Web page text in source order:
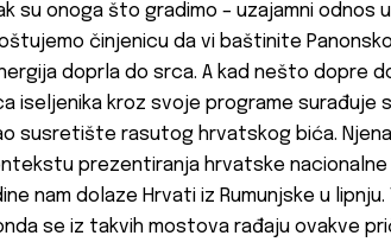
su onoga što gradimo – uzajamni odnos
činjenicu da vi baštinite
doprla do srca. A kad nešto dopre
iseljenika kroz svoje programe surađuje
susretište rasutog hrvatskog bića.
prezentiranja hrvatske nacionalne
nam dolaze Hrvati iz Rumunjske u
se iz takvih mostova rađaju ovakve